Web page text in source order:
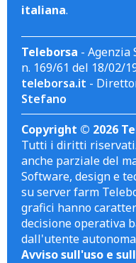
italiana.
Teleborsa - Agenzia
n. 169/61 del 18/02/
teleborsa.it -
Stefano
Copyright © 2026
Tutti i diritti
anche parziale del
Software, design e
su server farm
grafici hanno
decisione operativa
dall'utente
Avviso sull'uso e